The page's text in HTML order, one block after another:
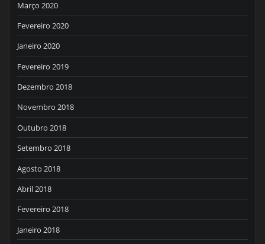
Março 2020
Fevereiro 2020
Janeiro 2020
Fevereiro 2019
Dezembro 2018
Novembro 2018
Outubro 2018
Setembro 2018
Agosto 2018
Abril 2018
Fevereiro 2018
Janeiro 2018